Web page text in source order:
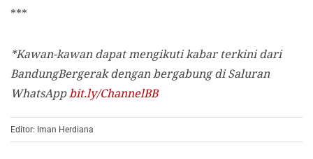
***
*Kawan-kawan dapat mengikuti kabar terkini dari
BandungBergerak dengan bergabung di Saluran
WhatsAppbit.ly/ChannelBB
Editor: Iman Herdiana